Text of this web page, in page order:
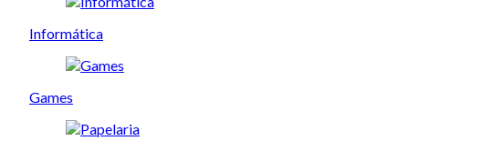
Informática
Games